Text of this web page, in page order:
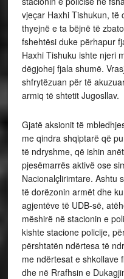
vjeçar Haxhi Tishukun, të
thyejnë e ta bëjnë të
fshehtësi duke përhapur
Haxhi Tishuku ishte njeri
dëgjohej fjala shumë.
shfrytëzuan për të
armiq të shtetit Jugosllav.
Gjatë aksionit të
me qindra shqiptarë që
të ndryshme, që ishin
pjesëmarrës aktivë ose
Nacionalçlirimtare. Ashtu
të dorëzonin armët dhe
agjentëve të UDB-së,
mëshirë në stacionin e
kishte stacione policije,
përshtatën ndërtesa të
me ndërtesat e shkollave
dhe në Rrafhsin e